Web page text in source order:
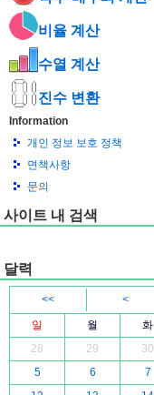
비율 계산
수열 계산
진수 변환
Information
개인 정보 보호 정책
면책사항
문의
사이트 내 검색
달력
<< <
일
월 화
28
29 30
5
6 7